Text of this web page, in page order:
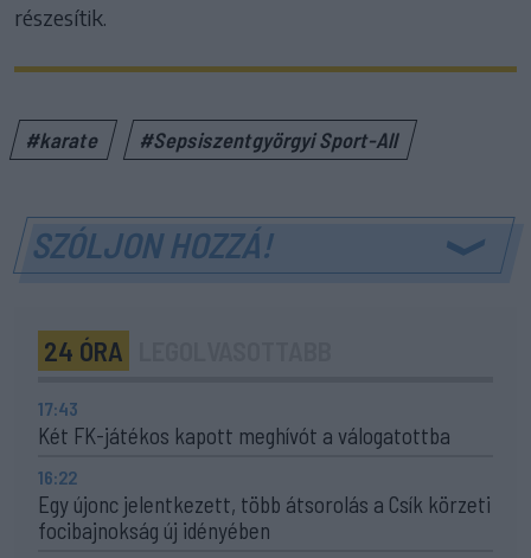
részesítik.
#karate #Sepsiszentgyörgyi Sport-All
SZÓLJON HOZZÁ!
24 ÓRA
17:43
Két FK-játékos kapott meghívót a válogatottba
16:22
Egy újonc jelentkezett, több átsorolás a Csík körzeti
focibajnokság új idényében